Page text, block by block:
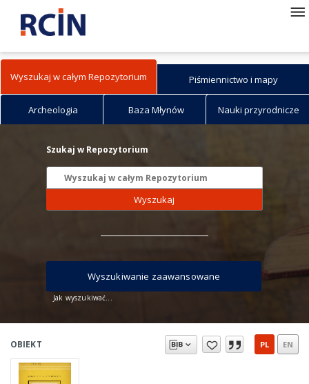
Wyszukaj w całym Repozytorium Piśmiennictwo i mapy
Archeologia Baza Młynów Nauki przyrodnicze
Szukaj w Repozytorium
Wyszukaj
Jak wyszukiwać...
Wyszukiwanie zaawansowane
OBIEKT PL EN